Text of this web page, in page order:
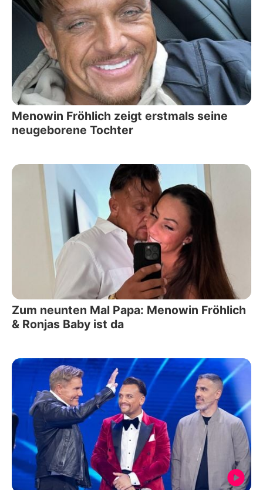
Menowin Fröhlich zeigt erstmals seine
neugeborene Tochter
Zum neunten Mal Papa: Menowin Fröhlich
& Ronjas Baby ist da